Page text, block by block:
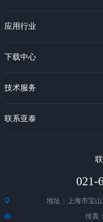
应用行业
下载中心
技术服务
联系亚泰
021-
地址：上海市宝
传真